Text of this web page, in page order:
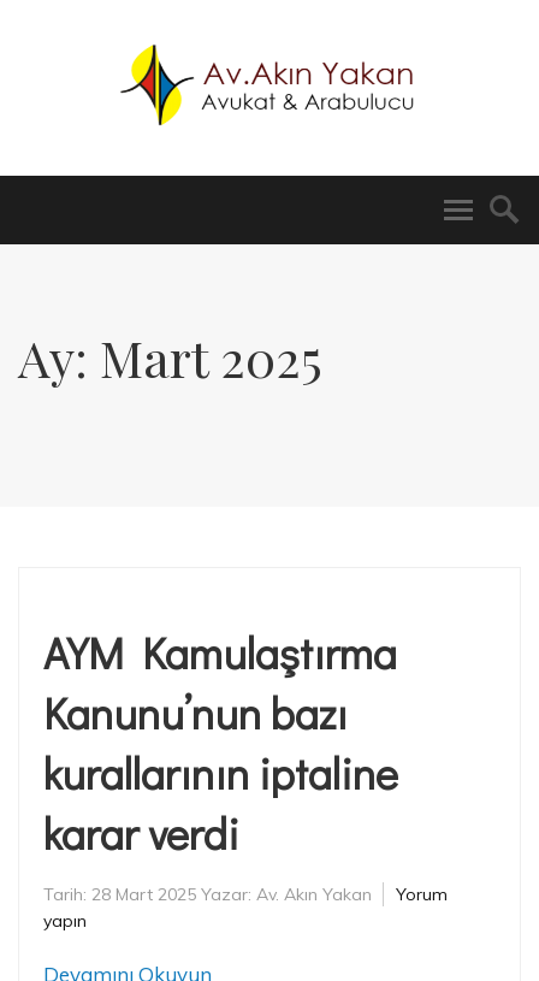
Ay: Mart 2025
AYM Kamulaştırma
Kanunu’nun bazı
kurallarının iptaline
karar verdi
Tarih: 28 Mart 2025 Yazar: Av. Akın Yakan
Yorum
yapın
Devamını Okuyun